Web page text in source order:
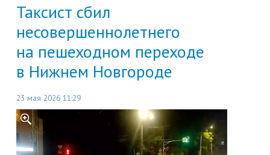
Таксист сбил
несовершеннолетнего
на пешеходном переходе
в Нижнем Новгороде
23 мая 2026 11:29